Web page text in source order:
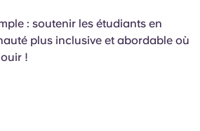
Català
: soutenir les étudiants en
plus inclusive et abordable où
!